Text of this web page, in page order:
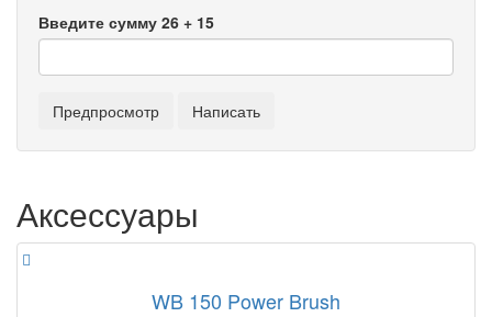
Введите сумму 26 + 15
Аксессуары
WB 150 Power Brush